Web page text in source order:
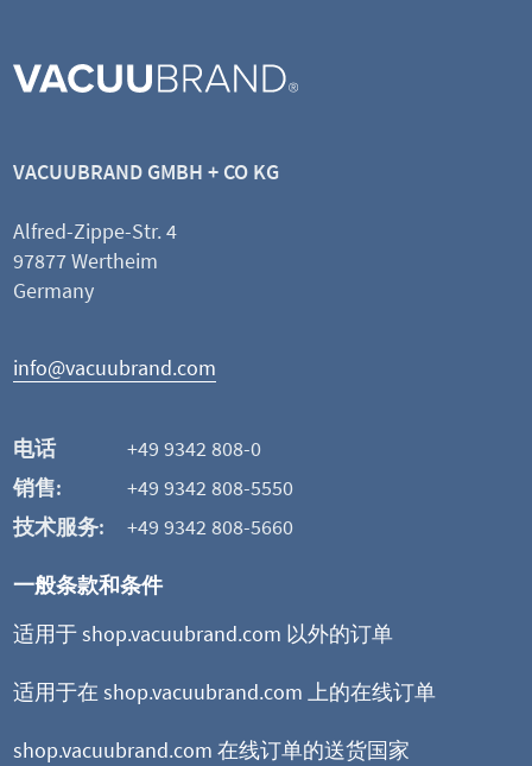
VACUUBRAND GMBH + CO KG
Alfred-Zippe-Str. 4
97877 Wertheim
Germany
info@vacuubrand.com
电话
+49 9342 808-0
销售:
+49 9342 808-5550
技术服务:
+49 9342 808-5660
一般条款和条件
适用于 shop.vacuubrand.com 以外的订单
适用于在 shop.vacuubrand.com 上的在线订单
shop.vacuubrand.com 在线订单的送货国家